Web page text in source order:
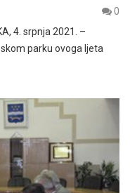
0
4. srpnja 2021. –
parku ovoga ljeta